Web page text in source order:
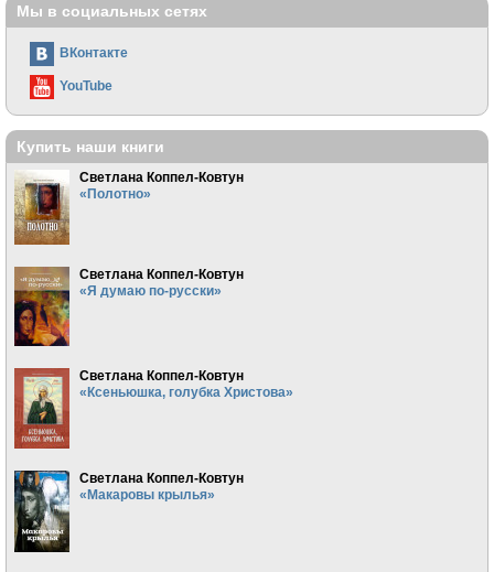
Мы в социальных сетях
ВКонтакте
YouTube
Купить наши книги
Светлана Коппел-Ковтун
«Полотно»
Светлана Коппел-Ковтун
«Я думаю по-русски»
Светлана Коппел-Ковтун
«Ксеньюшка, голубка Христова»
Светлана Коппел-Ковтун
«Макаровы крылья»